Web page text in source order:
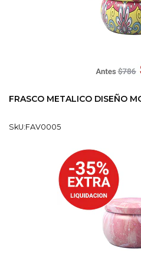
FRASCO METALICO DISEÑO
SkU:FAV0005